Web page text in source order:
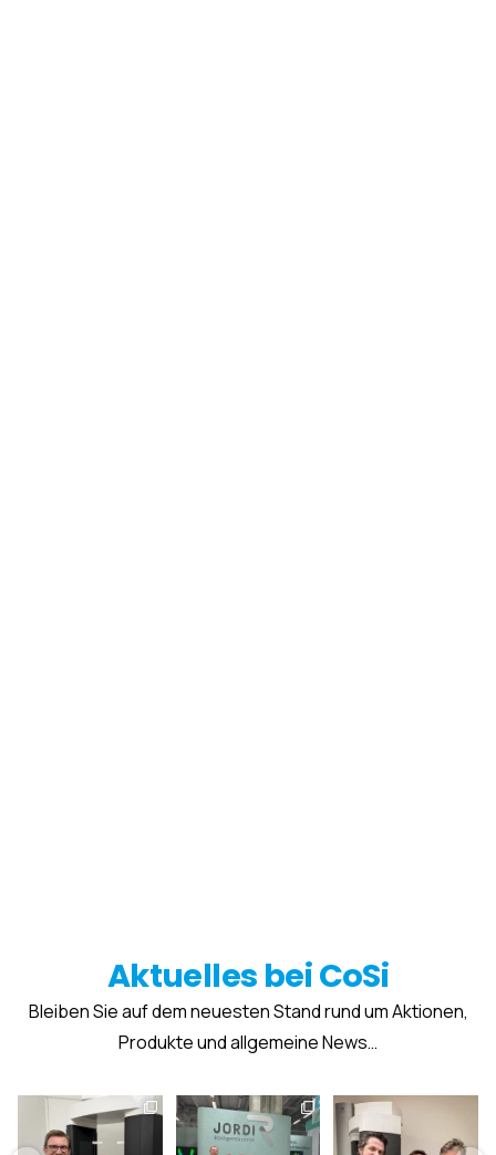
Aktuelles bei CoSi
Bleiben Sie auf dem neuesten Stand rund um Aktionen,
Produkte und allgemeine News…